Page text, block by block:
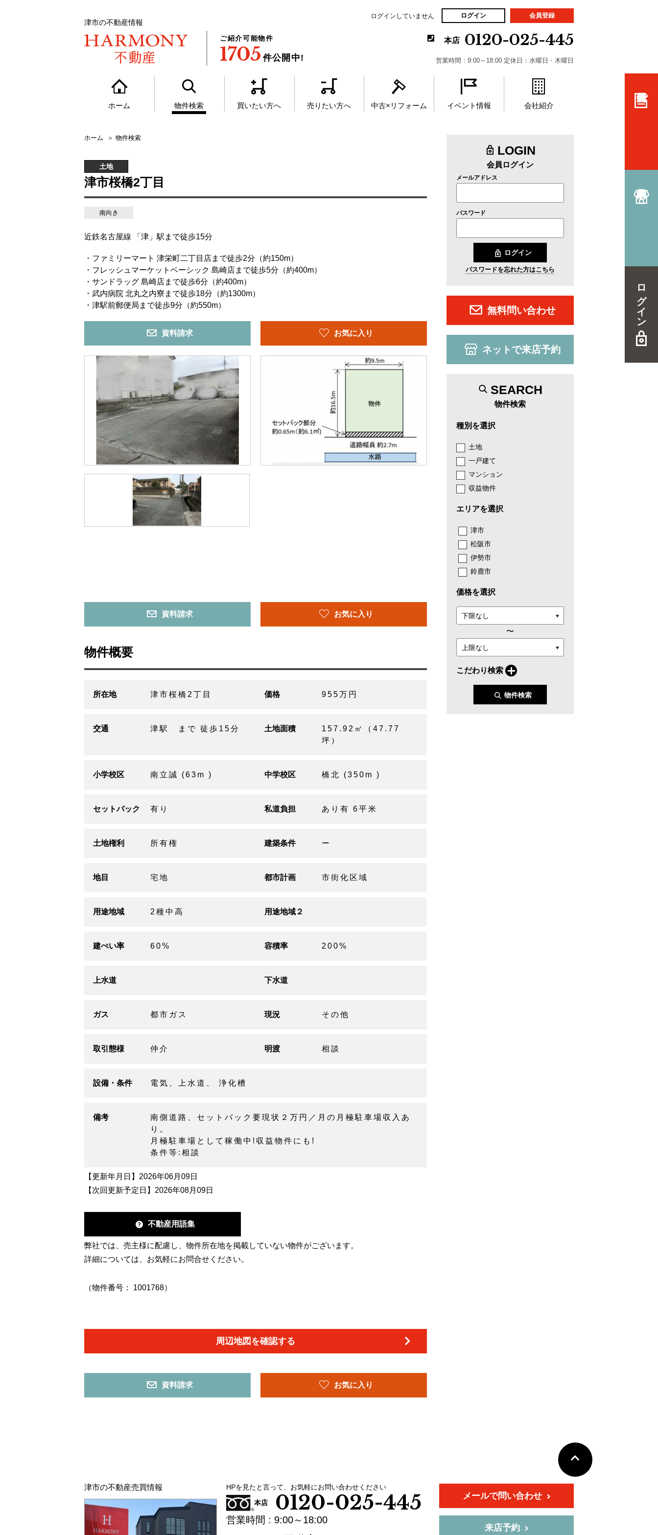
津市の不動産情報
ご紹介可能物件
1705 件公開中!
ログインしていません ログイン 会員登録
本店 0120-025-445
営業時間：9:00～18:00 定休日：水曜日・木曜日
ホーム 物件検索 買いたい方へ 売りたい方へ 中古×リフォーム イベント情報 会社紹介
ログイン
ホーム 物件検索
土地
津市桜橋2丁目
南向き
近鉄名古屋線 「津」駅まで徒歩15分
・ファミリーマート 津栄町二丁目店まで徒歩2分（約150m）
・フレッシュマーケットベーシック 島崎店まで徒歩5分（約400m）
・サンドラッグ 島崎店まで徒歩6分（約400m）
・武内病院 北丸之内寮まで徒歩18分（約1300m）
・津駅前郵便局まで徒歩9分（約550m）
資料請求 お気に入り
資料請求 お気に入り
物件概要
所在地 津市桜橋2丁目 価格 955万円
交通 津駅 まで 徒歩15分 土地面積
157.92㎡（47.77
坪）
小学校区 南立誠 (63m ) 中学校区 橋北 (350m )
セットバック 有り 私道負担 あり有 6平米
土地権利 所有権 建築条件 ー
地目 宅地 都市計画 市街化区域
用途地域 2種中高 用途地域２
建ぺい率 60% 容積率 200%
上水道 下水道
ガス 都市ガス 現況 その他
取引態様 仲介 明渡 相談
設備・条件 電気、上水道、 浄化槽
備考
南側道路、セットバック要現状２万円／月の月極駐車場収入あ
り。
月極駐車場として稼働中!収益物件にも!
条件等:相談
【更新年月日】2026年06月09日
【次回更新予定日】2026年08月09日
不動産用語集
弊社では、売主様に配慮し、物件所在地を掲載していない物件がございます。
詳細については、お気軽にお問合せください。
（物件番号： 1001768）
周辺地図を確認する
資料請求 お気に入り
LOGIN
会員ログイン
メールアドレス
パスワード
ログイン
パスワードを忘れた方はこちら
無料問い合わせ
ネットで来店予約
SEARCH
物件検索
種別を選択
土地
一戸建て
マンション
収益物件
エリアを選択
津市
松阪市
伊勢市
鈴鹿市
価格を選択
〜
こだわり検索
物件検索
津市の不動産売買情報 HPを見たと言って、お気軽にお問い合わせください
本店 0120-025-445
営業時間 : 9:00～18:00
メールで問い合わせ
来店予約